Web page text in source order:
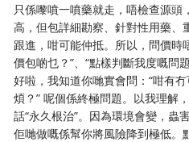
只係嚟噴一噴藥就走，唔檢查源頭
高，但包詳細勘察、針對性用藥、
跟進，咁可能仲抵。所以，問價時
價包啲乜？”、“點樣判斷我度嘅問題
好啦，我知道你哋實會問：“咁有
煩？” 呢個係終極問題。以我理解
話“永久根治”。因為環境會變，蟲
佢哋做嘅係幫你將風險降到極低。